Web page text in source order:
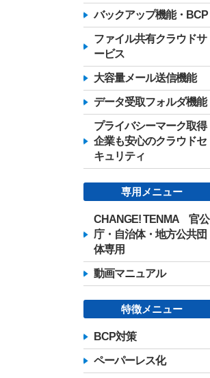
バックアップ機能・BCP
ファイル共有クラウドサ
ービス
大容量メール送信機能
データ受取フォルダ機能
プライバシーマーク取得
企業も安心のクラウドセ
キュリティ
専用メニュー
CHANGE! TENMA 官公
庁・自治体・地方公共団
体専用
動画マニュアル
特徴メニュー
BCP対策
ペーパーレス化